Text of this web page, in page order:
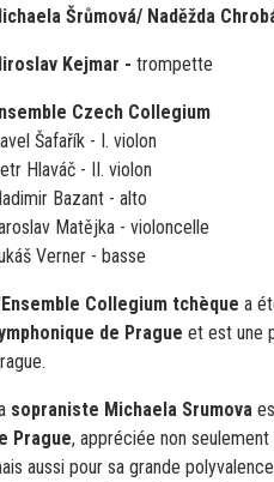
Šrůmová/ Naděžda
Kejmar - trompette
Czech Collegium
Šafařík - I. violon
Hlaváč - II. violon
Bazant - alto
Matějka - violoncelle
Verner - basse
Ensemble Collegium tchèque a
de Prague et est une
sopraniste Michaela Srumova
Prague, appréciée non
aussi pour sa grande